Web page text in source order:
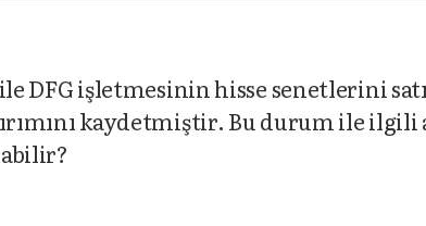
DFG işletmesinin hisse senetlerini
kaydetmiştir. Bu durum ile ilgili